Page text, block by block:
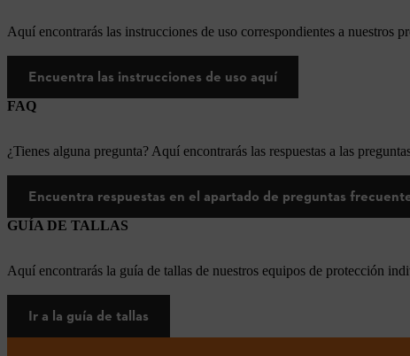
Aquí encontrarás las instrucciones de uso correspondientes a nuestros
Encuentra las instrucciones de uso aquí
FAQ
¿Tienes alguna pregunta? Aquí encontrarás las respuestas a las
Encuentra respuestas en el apartado de preguntas
GUÍA DE TALLAS
Aquí encontrarás la guía de tallas de nuestros equipos de protección
Ir a la guía de tallas